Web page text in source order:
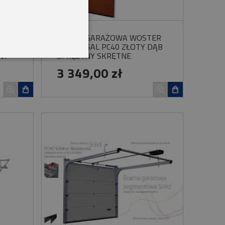
BRAMA GARAŻOWA WOSTER
UNIWERSAL PC40 ZŁOTY DĄB
SPRĘŻYNY SKRĘTNE
3 349,00 zł